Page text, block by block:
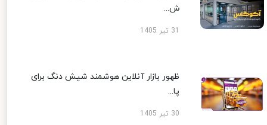
ش...
ظهور بازار آنلاین هوشمند شیش دنگ برای
پا...
30 تیر 1405